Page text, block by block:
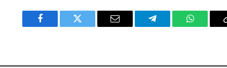
Facebook Twitter Email Telegram